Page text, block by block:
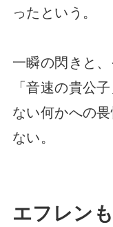
ったという。
一瞬の閃きと
「音速の貴公
ない何かへの
ない。
エフレン